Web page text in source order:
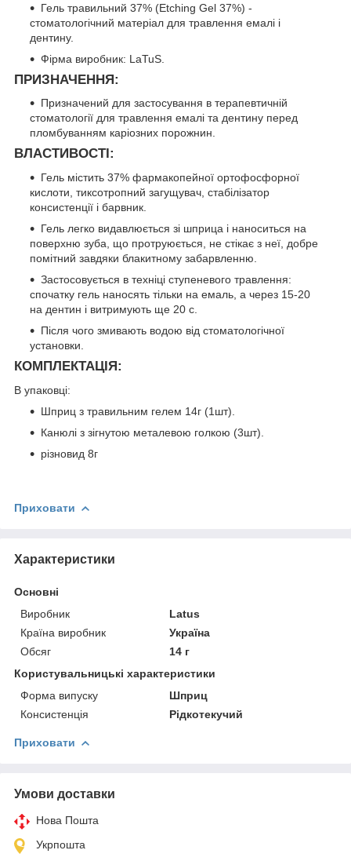
Гель травильний 37% (Etching Gel 37%) -
стоматологічний матеріал для травлення емалі і
дентину.
Фірма виробник: LaTuS.
ПРИЗНАЧЕННЯ:
Призначений для застосування в терапевтичній
стоматології для травлення емалі та дентину перед
пломбуванням каріозних порожнин.
ВЛАСТИВОСТІ :
Гель містить 37% фармакопейної ортофосфорної
кислоти, тиксотропний загущувач, стабілізатор
консистенції і барвник.
Гель легко видавлюється зі шприца і наноситься на
поверхню зуба, що протруюється, не стікає з неї, добре
помітний завдяки блакитному забарвленню.
Застосовується в техніці ступеневого травлення:
спочатку гель наносять тільки на емаль, а через 15-20
на дентин і витримують ще 20 с.
Після чого змивають водою від стоматологічної
установки.
КОМПЛЕКТАЦІЯ:
В упаковці:
Шприц з травильним гелем 14г (1шт).
Канюлі з зігнутою металевою голкою (3шт).
різновид 8г
Приховати
Характеристики
Основні
Виробник
Latus
Країна виробник
Україна
Обсяг
14 г
Користувальницькі характеристики
Форма випуску
Шприц
Консистенція
Рідкотекучий
Приховати
Умови доставки
Нова Пошта
Укрпошта